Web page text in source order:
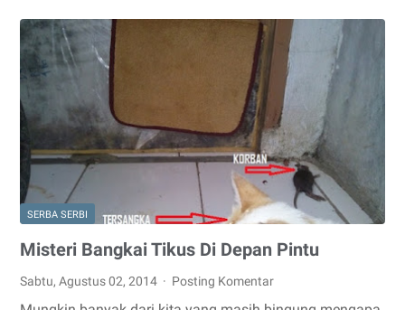
Sering
Dilakukan
Menunggu
Lampu
Merah
SERBA SERBI
Misteri Bangkai Tikus Di Depan Pintu
Sabtu, Agustus 02, 2014 Posting Komentar